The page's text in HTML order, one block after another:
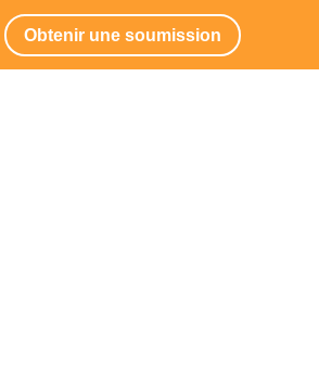
Obtenir une soumission